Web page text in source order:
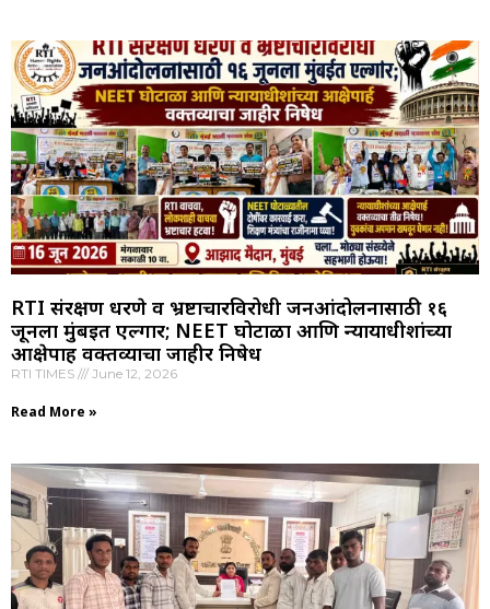
RTI संरक्षण धरणे व भ्रष्टाचारविरोधी जनआंदोलनासाठी १६
जूनला मुंबईत एल्गार; NEET घोटाळा आणि न्यायाधीशांच्या
आक्षेपार्ह वक्तव्याचा जाहीर निषेध
RTI TIMES June 12, 2026
Read More »